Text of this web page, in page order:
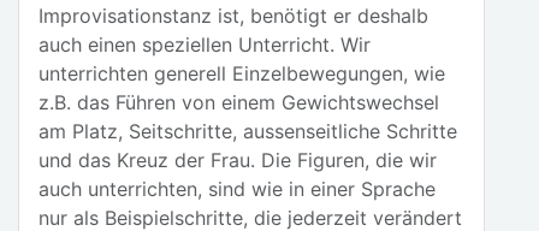
Improvisationstanz ist, benötigt er deshalb
auch einen speziellen Unterricht. Wir
unterrichten generell Einzelbewegungen, wie
z.B. das Führen von einem Gewichtswechsel
am Platz, Seitschritte, aussenseitliche Schritte
und das Kreuz der Frau. Die Figuren, die wir
auch unterrichten, sind wie in einer Sprache
nur als Beispielschritte, die jederzeit verändert